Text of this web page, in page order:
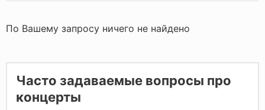
По Вашему запросу ничего не найдено
Часто задаваемые вопросы про
концерты